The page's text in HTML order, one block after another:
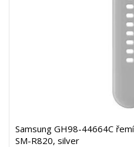
Samsung GH98-44664C
SM-R820, silver